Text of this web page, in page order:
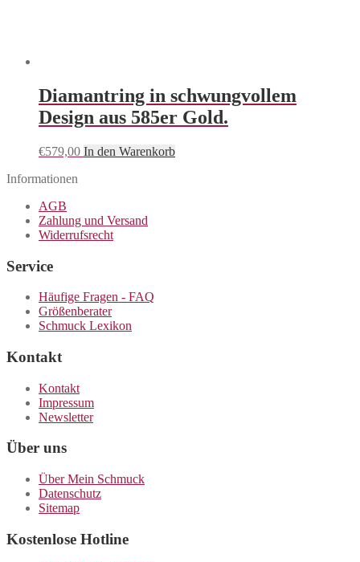
Diamantring in schwungvollem
Design aus 585er Gold.
€579,00 In den Warenkorb
Informationen
AGB
Zahlung und Versand
Widerrufsrecht
Service
Häufige Fragen - FAQ
Größenberater
Schmuck Lexikon
Kontakt
Kontakt
Impressum
Newsletter
Über uns
Über Mein Schmuck
Datenschutz
Sitemap
Kostenlose Hotline